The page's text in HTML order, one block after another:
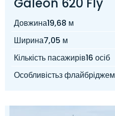
Довжина19,68 м
Ширина7,05 м
Кількість пасажирів16 осіб
Особливістьз флайбріджем